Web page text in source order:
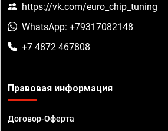
https://vk.com/euro_chip_tuning
WhatsApp: +79317082148
+7 4872 467808
Правовая информация
Договор-Оферта